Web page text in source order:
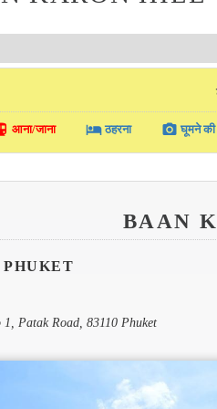
आना/जाना local_hotelठहरना photo_camera घूमने
BAAN
1, Patak Road, 83110 Phuket